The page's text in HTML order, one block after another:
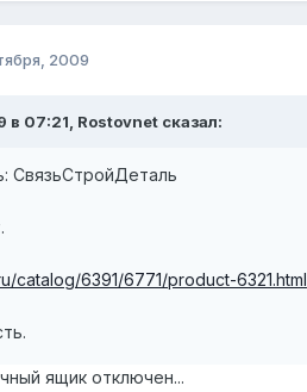
2009
в 07:21, Rostovnet сказал:
СвязьСтройДеталь
catalog/6391/6771/product-6321.html
ящик отключен...